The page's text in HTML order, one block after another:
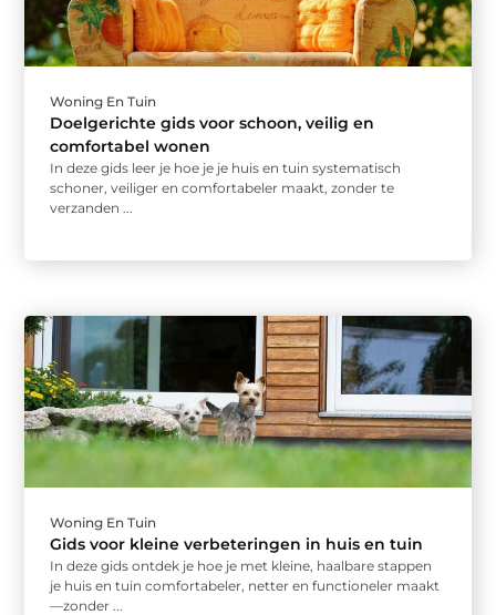
Woning En Tuin
Doelgerichte gids voor schoon, veilig en
comfortabel wonen
In deze gids leer je hoe je je huis en tuin systematisch
schoner, veiliger en comfortabeler maakt, zonder te
verzanden ...
Woning En Tuin
Gids voor kleine verbeteringen in huis en tuin
In deze gids ontdek je hoe je met kleine, haalbare stappen
je huis en tuin comfortabeler, netter en functioneler maakt
—zonder ...